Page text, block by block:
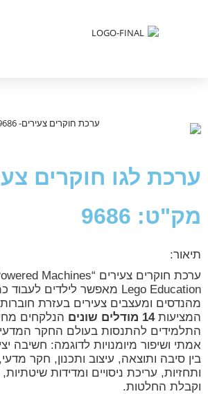
ערכת לגו חוקרים
מק"ט: 9686
תיאור:
ערכת חוקרים צעירים “Machines
Lego Education מאפשר לילדים לעבוד
מהנדסים ומעצבים צעירים בעזרת
המציעות14 מודלים שונים
הנלקחים
התלמידים להתנסות בעולם החקר
אמתי ושיפור מיומנויות לדוגמה: חשיבה
בין סיבה ותוצאה, עיצוב ותכנון, חקר
ותחזיות, עריכת ניסויים ומדידות
וקבלת החלטות.